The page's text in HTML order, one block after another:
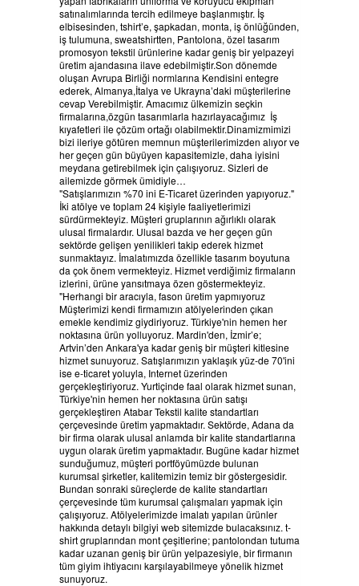
satınalımlarında tercih edilmeye başlanmıştır. İş
elbisesinden, tshirt’e, şapkadan, monta, iş önlüğünden,
iş tulumuna, sweatshirtten, Pantolona, özel tasarım
promosyon tekstil ürünlerine kadar geniş bir yelpazeyi
üretim ajandasına ilave edebilmiştir.Son dönemde
oluşan Avrupa Birliği normlarına Kendisini entegre
ederek, Almanya,İtalya ve Ukrayna’daki müşterilerine
cevap Verebilmiştir. Amacımız ülkemizin seçkin
firmalarına,özgün tasarımlarla hazırlayacağımız İş
kıyafetleri ile çözüm ortağı olabilmektir.Dinamizmimizi
bizi ileriye götüren memnun müşterilerimizden alıyor ve
her geçen gün büyüyen kapasitemizle, daha iyisini
meydana getirebilmek için çalışıyoruz. Sizleri de
ailemizde görmek ümidiyle…
"Satışlarımızın %70 ini E-Ticaret üzerinden yapıyoruz."
İki atölye ve toplam 24 kişiyle faaliyetlerimizi
sürdürmekteyiz. Müşteri gruplarının ağırlıklı olarak
ulusal firmalardır. Ulusal bazda ve her geçen gün
sektörde gelişen yenilikleri takip ederek hizmet
sunmaktayız. İmalatımızda özellikle tasarım boyutuna
da çok önem vermekteyiz. Hizmet verdiğimiz firmaların
izlerini, ürüne yansıtmaya özen göstermekteyiz.
"Herhangi bir aracıyla, fason üretim yapmıyoruz
Müşterimizi kendi firmamızın atölyelerinden çıkan
emekle kendimiz giydiriyoruz. Türkiye'nin hemen her
noktasına ürün yolluyoruz. Mardin'den, İzmir’e;
Artvin’den Ankara'ya kadar geniş bir müşteri kitlesine
hizmet sunuyoruz. Satışlarımızın yaklaşık yüz-de 70'ini
ise e-ticaret yoluyla, Internet üzerinden
gerçekleştiriyoruz. Yurtiçinde faal olarak hizmet sunan,
Türkiye'nin hemen her noktasına ürün satışı
gerçekleştiren Atabar Tekstil kalite standartları
çerçevesinde üretim yapmaktadır. Sektörde, Adana da
bir firma olarak ulusal anlamda bir kalite standartlarına
uygun olarak üretim yapmaktadır. Bugüne kadar hizmet
sunduğumuz, müşteri portföyümüzde bulunan
kurumsal şirketler, kalitemizin temiz bir göstergesidir.
Bundan sonraki süreçlerde de kalite standartları
çerçevesinde tüm kurumsal çalışmaları yapmak için
çalışıyoruz. Atölyelerimizde imalatı yapılan ürünler
hakkında detaylı bilgiyi web sitemizde bulacaksınız. t-
shirt gruplarından mont çeşitlerine; pantolondan tutuma
kadar uzanan geniş bir ürün yelpazesiyle, bir firmanın
tüm giyim ihtiyacını karşılayabilmeye yönelik hizmet
sunuyoruz.